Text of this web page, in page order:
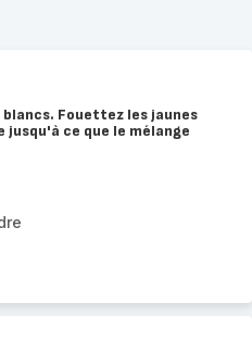
Fouettez les jaunes
ce que le mélange